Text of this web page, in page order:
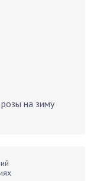
на зиму